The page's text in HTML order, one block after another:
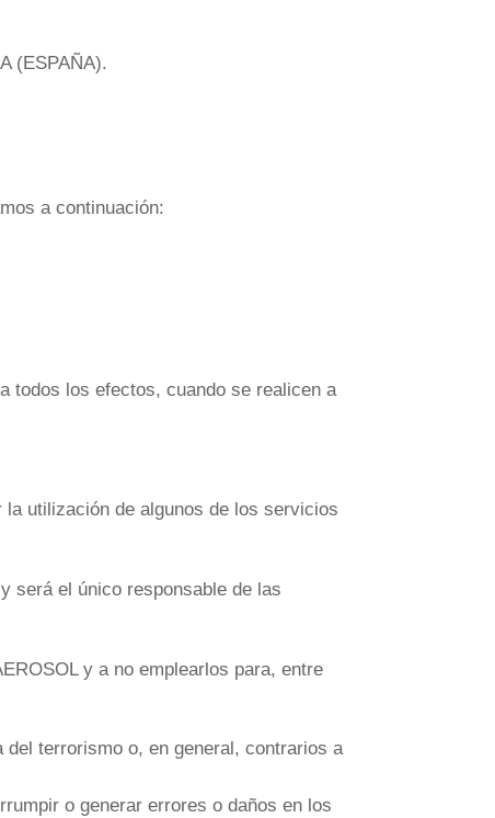
(ESPAÑA).
a continuación:
todos los efectos, cuando se realicen a
utilización de algunos de los servicios
será el único responsable de las
y a no emplearlos para, entre
terrorismo o, en general, contrarios a
o generar errores o daños en los